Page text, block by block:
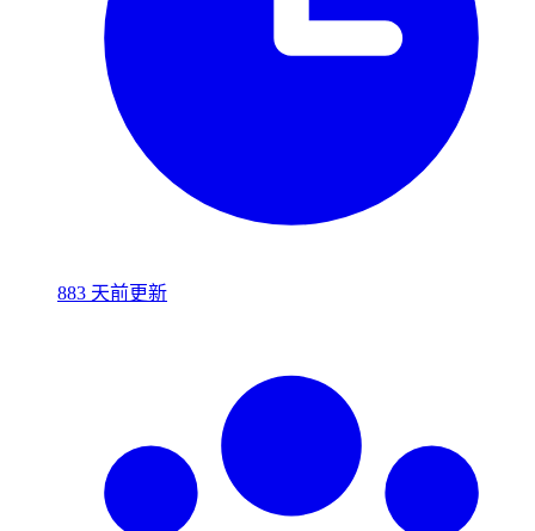
883 天前更新